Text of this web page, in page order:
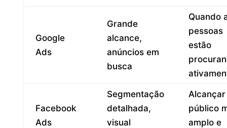
Google
Ads
Grande
alcance,
anúncios em
busca
Quando
pessoas
estão
Facebook
Ads
Segmentação
detalhada,
visual
público
amplo e